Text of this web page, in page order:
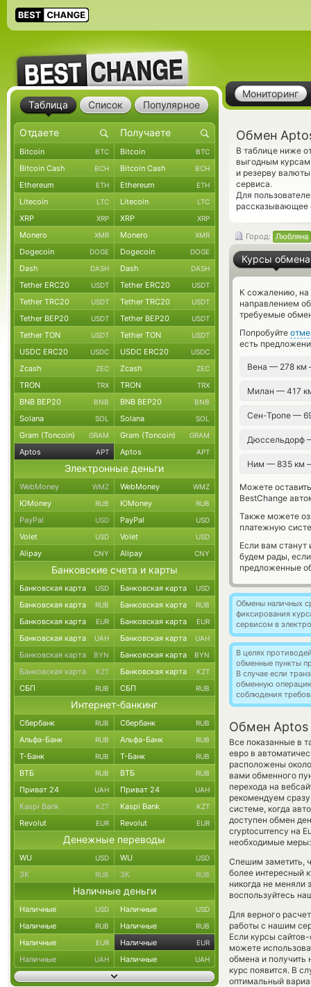
Мониторинг
Обмен
В таблице ниже
выгодным
и резерву
сервиса.
Для
рассказывающее
Город: Любляна
Курсы обмена
К сожалению, на
направлением
требуемые
Попробуйте
есть
Вена — 278
Милан — 417
Сен-Тропе —
Дюссельдорф
Ним — 835 км
Можете
BestChange
Также можете
платежную
Если вам
будем рады,
предложенные
Обмены наличных
фиксирования
сервисом в
В целях
обменные пункты
В случае если
обменную
соблюдения
Обмен Aptos
Все показанные в
евро в
расположены
вами обменного
перехода на
рекомендуем
системе, когда
доступен обмен
cryptocurrency на
необходимые
Спешим заметить,
более интересный
никогда не меняли
воспользуйтесь
Для верного
работы с нашим
Если курсы
можете
обмена и получить
курс появится. В
оптимальный
Таблица Список Популярное
Bitcoin BTC Bitcoin BTC
Bitcoin Cash BCH Bitcoin Cash BCH
Ethereum ETH Ethereum ETH
Litecoin LTC Litecoin LTC
XRP XRP XRP XRP
Monero XMR Monero XMR
Dogecoin DOGE Dogecoin DOGE
Dash DASH Dash DASH
Tether ERC20 USDT Tether ERC20 USDT
Tether TRC20 USDT Tether TRC20 USDT
Tether BEP20 USDT Tether BEP20 USDT
Tether TON USDT Tether TON USDT
USDC ERC20 USDC USDC ERC20 USDC
Zcash ZEC Zcash ZEC
TRON TRX TRON TRX
BNB BEP20 BNB BNB BEP20 BNB
Solana SOL Solana SOL
Gram (Toncoin) GRAM Gram (Toncoin) GRAM
Aptos APT Aptos APT
Электронные деньги
WebMoney WMZ WebMoney WMZ
ЮMoney RUB ЮMoney RUB
PayPal USD PayPal USD
Volet USD Volet USD
Alipay CNY Alipay CNY
Банковские счета и карты
Банковская карта USD Банковская карта USD
Банковская карта RUB Банковская карта RUB
Банковская карта EUR Банковская карта EUR
Банковская карта UAH Банковская карта UAH
Банковская карта BYN Банковская карта BYN
Банковская карта KZT Банковская карта KZT
СБП RUB СБП RUB
Интернет-банкинг
Сбербанк RUB Сбербанк RUB
Альфа-Банк RUB Альфа-Банк RUB
Т-Банк RUB Т-Банк RUB
ВТБ RUB ВТБ RUB
Приват 24 UAH Приват 24 UAH
Kaspi Bank KZT Kaspi Bank KZT
Revolut EUR Revolut EUR
Денежные переводы
WU USD WU USD
ЗК RUB ЗК RUB
Наличные деньги
Наличные USD Наличные USD
Наличные RUB Наличные RUB
Наличные EUR Наличные EUR
Наличные UAH Наличные UAH